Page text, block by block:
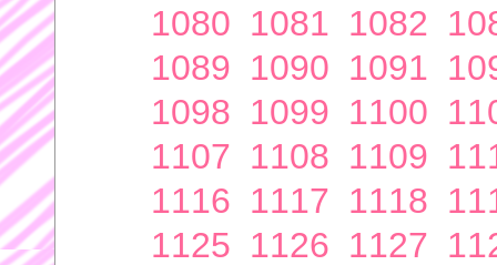
1080 1081 1082
1089 1090 1091
1098 1099 1100
1107 1108 1109
1116 1117 1118
1125 1126 1127